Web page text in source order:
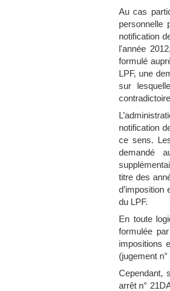
Au cas
personnelle
notification
l'année
formulé
LPF, une
sur
notification
ce sens.
demandé
titre des
d’imposition
du LPF.
En toute
formulée
impositions
(jugement
Cependant,
arrêt n°